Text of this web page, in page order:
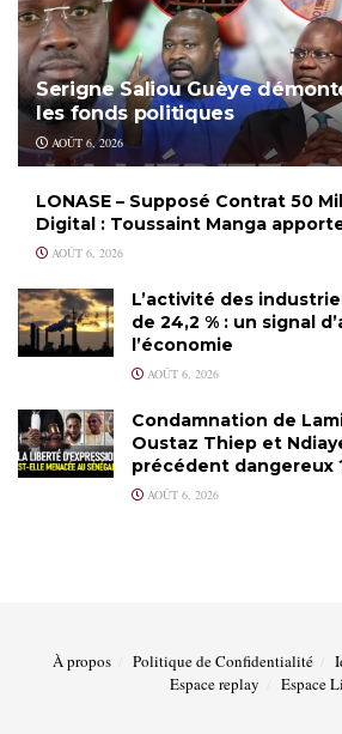
Serigne Saliou Guèye
les fonds politiques
AOÛT 6, 2026
LONASE – Supposé Contrat 50
Digital : Toussaint Manga
AOÛT 6, 2026
L’activité des
de 24,2 % : un signal
l’économie
AOÛT 6, 2026
Condamnation de
Oustaz Thiep et
précédent dangereux
AOÛT 6, 2026
À propos Politique de Confidentialité
Espace replay
Espace